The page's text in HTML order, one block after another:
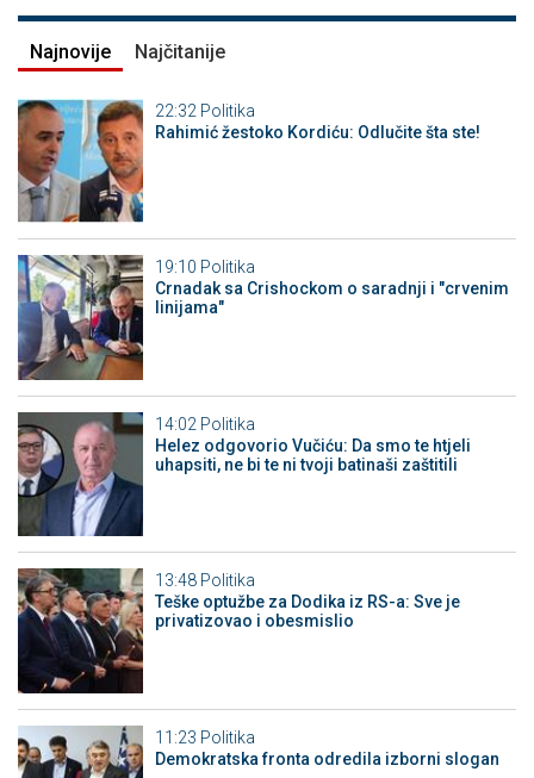
Najnovije Najčitanije
22:32 Politika
Rahimić žestoko Kordiću: Odlučite šta ste!
19:10 Politika
Crnadak sa Crishockom o saradnji i "crvenim
linijama"
14:02 Politika
Helez odgovorio Vučiću: Da smo te htjeli
uhapsiti, ne bi te ni tvoji batinaši zaštitili
13:48 Politika
Teške optužbe za Dodika iz RS-a: Sve je
privatizovao i obesmislio
11:23 Politika
Demokratska fronta odredila izborni slogan